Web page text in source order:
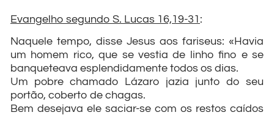
Evangelho segundo S. Lucas 16,19-31 :
Naquele tempo, disse Jesus aos fariseus: «Havia
um homem rico, que se vestia de linho fino e se
banqueteava esplendidamente todos os dias.
Um pobre chamado Lázaro jazia junto do seu
portão, coberto de chagas.
Bem desejava ele saciar-se com os restos caídos